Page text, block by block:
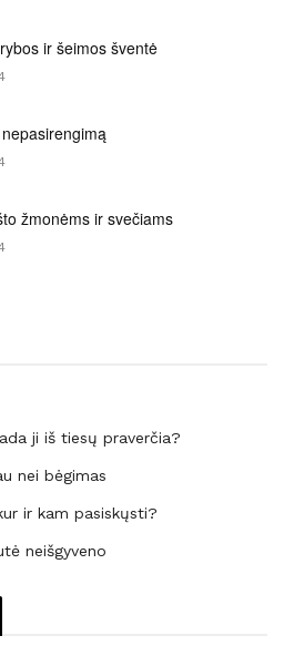
ir šeimos šventė
žmonėms ir svečiams
ji iš tiesų praverčia?
nei bėgimas
ir kam pasiskųsti?
neišgyveno